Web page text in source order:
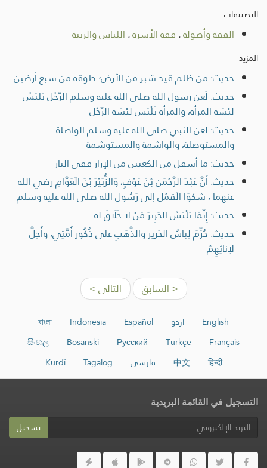
التصنيفات
الفقه وأصوله. فقه الأسرة. اللباس والزينة
المزيد
حديث: من ظلم قيد شبر من الأرض؛ طوقه من سبع أرضين
حديث: لَعن رسول الله صلى الله عليه وسلم الرَّجُل يَلبَسُ
لِبْسَة المرأة، والمرأة تَلْبَس لبْسَة الرَّجُل
حديث: لعن النبي صلى الله عليه وسلم الواصلة
والمستوصلة، والواشمة والمستوشمة
حديث: ما أسفل من الكعبين من الإزار ففي النار
حديث: أَنَّ عَبْدَ الرَّحْمَنِ بْنَ عَوْفٍ، وَالزُّبَيْرَ بْنَ الْعَوَّامِ رضي الله
عنهما ، شَكَوَا الْقَمْلَ إلَى رَسُولِ الله صلى الله عليه وسلم
حديث: إِنَّمَا يَلْبَسُ الحَرِيرَ مَنْ لا خَلَاقَ له
حديث: حُرِّمَ لِباسُ الحَرِيرِ والذَّهَبِ على ذُكُورِ أُمَّتِي، وأُحِلَّ
لإِنَاثِهِمْ
< السابق التالي >
English اردو Español
Indonesia
বাংলা
Français
Türkçe
Русский
Bosanski
සිංහල
हिन्दी
中文 فارسی Tagalog
Kurdî
التسجيل في القائمة البريدية
تسجيل